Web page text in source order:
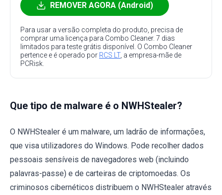
REMOVER AGORA (Android)
Para usar a versão completa do produto, precisa de
comprar uma licença para Combo Cleaner. 7 dias
limitados para teste grátis disponível. O Combo Cleaner
pertence e é operado por RCS LT, a empresa-mãe de
PCRisk.
Que tipo de malware é o NWHStealer?
O NWHStealer é um malware, um ladrão de informações,
que visa utilizadores do Windows. Pode recolher dados
pessoais sensíveis de navegadores web (incluindo
palavras-passe) e de carteiras de criptomoedas. Os
criminosos cibernéticos distribuem o NWHStealer através